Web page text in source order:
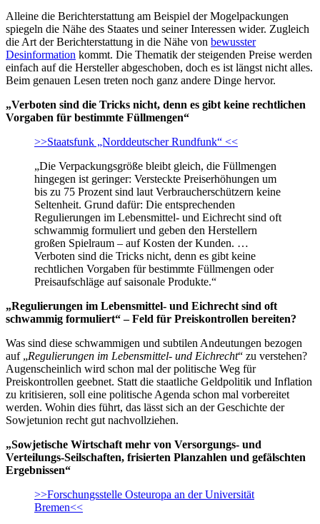
Alleine die Berichterstattung am Beispiel der Mogelpackungen
spiegeln die Nähe des Staates und seiner Interessen wider. Zugleich
die Art der Berichterstattung in die Nähe von bewusster
Desinformation kommt. Die Thematik der steigenden Preise werden
einfach auf die Hersteller abgeschoben, doch es ist längst nicht alles.
Beim genauen Lesen treten noch ganz andere Dinge hervor.
„Verboten sind die Tricks nicht, denn es gibt keine rechtlichen
Vorgaben für bestimmte Füllmengen“
>>Staatsfunk „Norddeutscher Rundfunk“ <<
„Die Verpackungsgröße bleibt gleich, die Füllmengen
hingegen ist geringer: Versteckte Preiserhöhungen um
bis zu 75 Prozent sind laut Verbraucherschützern keine
Seltenheit. Grund dafür: Die entsprechenden
Regulierungen im Lebensmittel- und Eichrecht sind oft
schwammig formuliert und geben den Herstellern
großen Spielraum – auf Kosten der Kunden. …
Verboten sind die Tricks nicht, denn es gibt keine
rechtlichen Vorgaben für bestimmte Füllmengen oder
Preisaufschläge auf saisonale Produkte.“
„Regulierungen im Lebensmittel- und Eichrecht sind oft
schwammig formuliert“ – Feld für Preiskontrollen bereiten?
Was sind diese schwammigen und subtilen Andeutungen bezogen
auf „Regulierungen im Lebensmittel- und Eichrecht“ zu verstehen?
Augenscheinlich wird schon mal der politische Weg für
Preiskontrollen geebnet. Statt die staatliche Geldpolitik und Inflation
zu kritisieren, soll eine politische Agenda schon mal vorbereitet
werden. Wohin dies führt, das lässt sich an der Geschichte der
Sowjetunion recht gut nachvollziehen.
„Sowjetische Wirtschaft mehr von Versorgungs- und
Verteilungs-Seilschaften, frisierten Planzahlen und gefälschten
Ergebnissen“
>>Forschungsstelle Osteuropa an der Universität
Bremen<<